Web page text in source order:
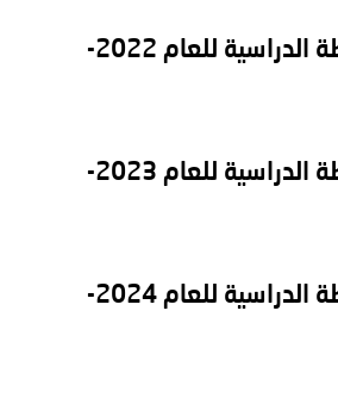
للاطلاع على الخطة الدراسية للعام 2022-
للاطلاع على الخطة الدراسية للعام 2023-
للاطلاع على الخطة الدراسية للعام 2024-